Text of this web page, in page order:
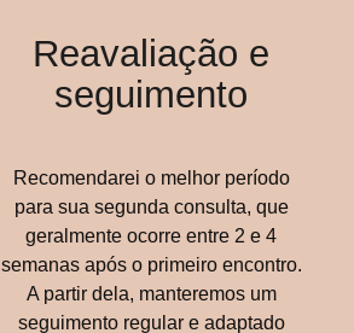
Reavaliação e
seguimento
Recomendarei o melhor período
para sua segunda consulta, que
geralmente ocorre entre 2 e 4
semanas após o primeiro encontro.
A partir dela, manteremos um
seguimento regular e adaptado